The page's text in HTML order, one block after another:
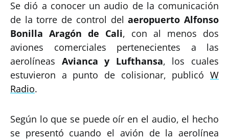
Se dió a conocer un audio de la comunicación
de la torre de control delaeropuerto Alfonso
Bonilla Aragón de Cali, con al menos dos
aviones comerciales pertenecientes a las
aerolíneas Avianca y Lufthansa, los cuales
estuvieron a punto de colisionar, publicó W
Radio.
Según lo que se puede oír en el audio, el hecho
se presentó cuando el avión de la aerolínea